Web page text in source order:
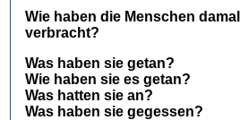
Wie haben die Menschen
verbracht?
Was haben sie getan?
Wie haben sie es getan?
Was hatten sie an?
Was haben sie gegessen?